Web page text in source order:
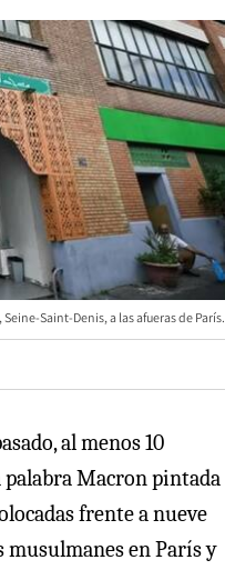
Saint-Denis, a las afueras de París.
al menos 10
palabra Macron pintada
frente a nueve
en París y